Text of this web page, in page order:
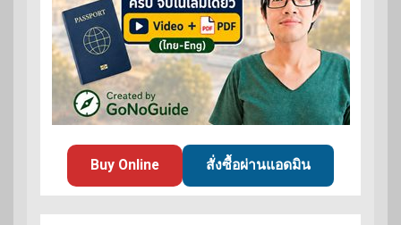
Buy Online สั่งซื้อผ่านแอดมิน